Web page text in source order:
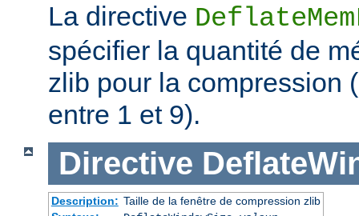
La directive
spécifier la quantité de
zlib pour la compression
entre 1 et 9).
Directive
Description: Taille de la fenêtre de compression zlib